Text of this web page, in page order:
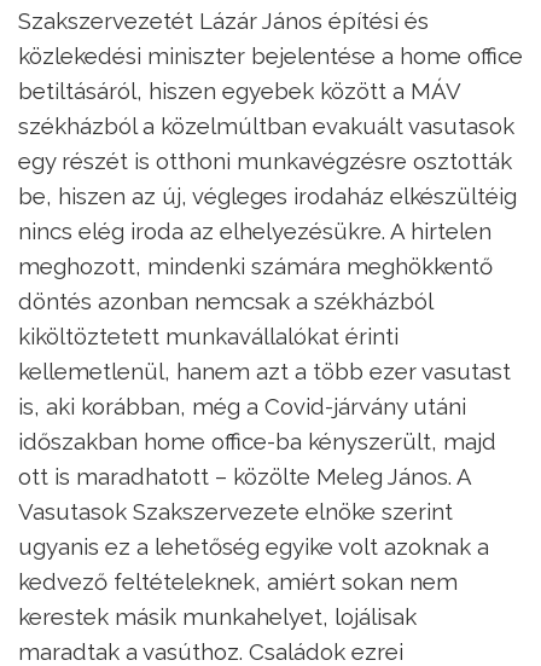
Szakszervezetét Lázár János építési és
közlekedési miniszter bejelentése a home office
betiltásáról, hiszen egyebek között a MÁV
székházból a közelmúltban evakuált vasutasok
egy részét is otthoni munkavégzésre osztották
be, hiszen az új, végleges irodaház elkészültéig
nincs elég iroda az elhelyezésükre. A hirtelen
meghozott, mindenki számára meghökkentő
döntés azonban nemcsak a székházból
kiköltöztetett munkavállalókat érinti
kellemetlenül, hanem azt a több ezer vasutast
is, aki korábban, még a Covid-járvány utáni
időszakban home office-ba kényszerült, majd
ott is maradhatott – közölte Meleg János. A
Vasutasok Szakszervezete elnöke szerint
ugyanis ez a lehetőség egyike volt azoknak a
kedvező feltételeknek, amiért sokan nem
kerestek másik munkahelyet, lojálisak
maradtak a vasúthoz. Családok ezrei